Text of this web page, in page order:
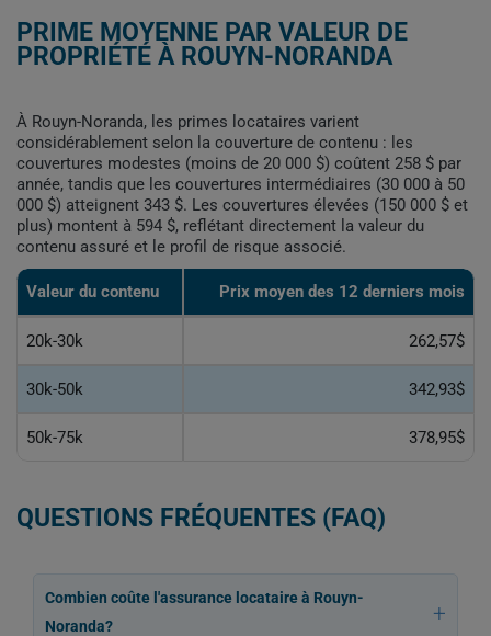
PRIME MOYENNE PAR VALEUR DE
PROPRIÉTÉ À ROUYN-NORANDA
À Rouyn-Noranda, les primes locataires varient
considérablement selon la couverture de contenu : les
couvertures modestes (moins de 20 000 $) coûtent 258 $ par
année, tandis que les couvertures intermédiaires (30 000 à 50
000 $) atteignent 343 $. Les couvertures élevées (150 000 $ et
plus) montent à 594 $, reflétant directement la valeur du
contenu assuré et le profil de risque associé.
Valeur du contenu Prix moyen des 12 derniers mois
20k-30k 262,57$
30k-50k 342,93$
50k-75k 378,95$
QUESTIONS FRÉQUENTES (FAQ)
Combien coûte l'assurance locataire à Rouyn-
Noranda?